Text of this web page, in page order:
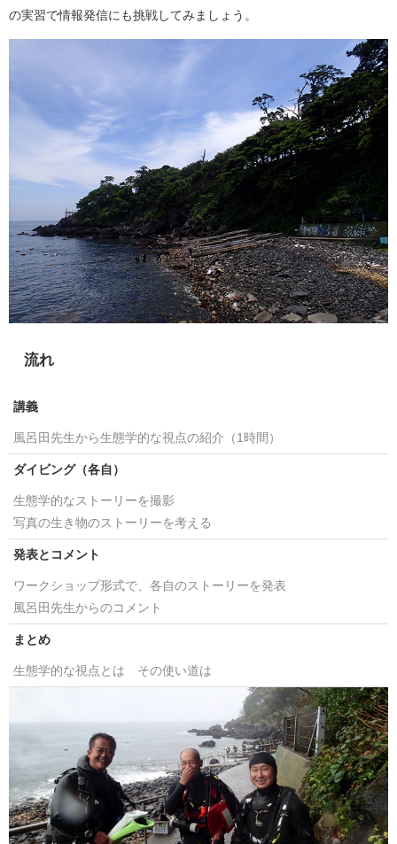
の実習で情報発信にも挑戦してみましょう。
流れ
講義
風呂田先生から生態学的な視点の紹介（1時間）
ダイビング（各自）
生態学的なストーリーを撮影
写真の生き物のストーリーを考える
発表とコメント
ワークショップ形式で、各自のストーリーを発表
風呂田先生からのコメント
まとめ
生態学的な視点とは その使い道は